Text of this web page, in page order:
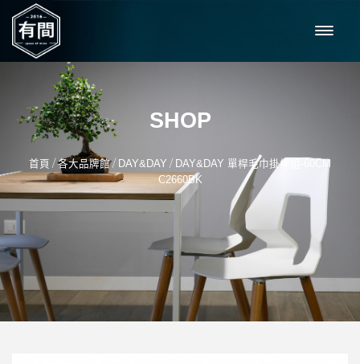
SHOP
首頁 / 各大品牌館/ DAY&DAY / DAY&DAY 單桿毛巾掛桿組-60CM
C2660BK